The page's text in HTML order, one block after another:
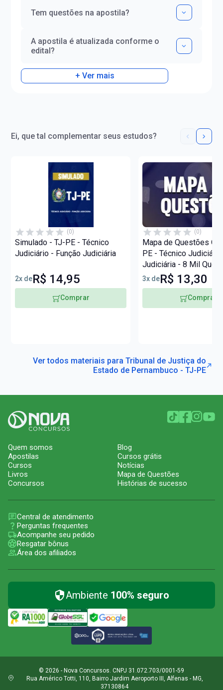
Tem questões na apostila?
A apostila é atualizada conforme o
edital?
+ Ver mais
Ei, que tal complementar seus estudos?
(0)
Simulado - TJ-PE - Técnico
Judiciário - Função Judiciária
2x deR$ 14,95
Comprar
(0)
Mapa de Questões
PE - Técnico
Judiciária - 8 Mil
3x deR$ 13,30
Comprar
Ver todos materiais para Tribunal de Justiça do
Estado de Pernambuco - TJ-PE
Quem somos
Apostilas
Cursos
Livros
Concursos
Blog
Cursos grátis
Notícias
Mapa de Questões
Histórias de sucesso
Central de atendimento
Perguntas frequentes
Acompanhe seu pedido
Resgatar bônus
Área dos afiliados
Ambiente 100% seguro
© 2026 - Nova Concursos. CNPJ 31.072.703/0001-59
Rua Américo Totti, 110, Bairro Jardim Aeroporto III, Alfenas - MG,
37130864